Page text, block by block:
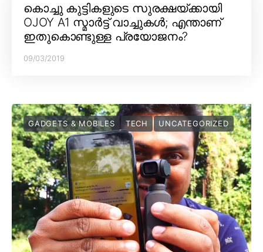
കൊച്ചു കുട്ടികളുടെ സുരക്ഷയ്ക്കായി
OJOY A1 സ്മാർട്ട് വാച്ചുകൾ; എന്താണ്
ഇതുകൊണ്ടുള്ള പ്രയോജനം?
09/03/2019
GADGETS & MOBILES TECH UNCATEGORIZED